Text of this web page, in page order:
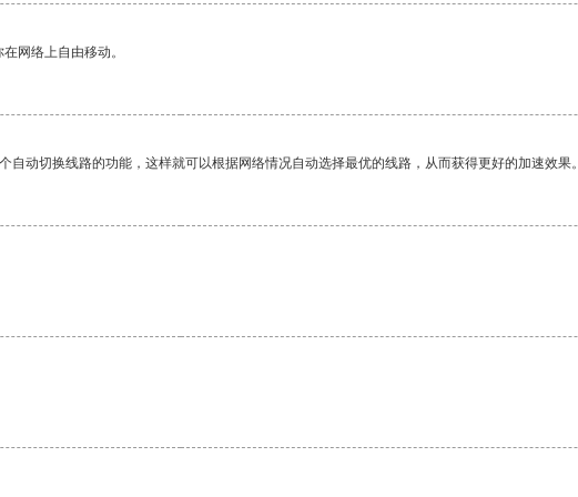
网络上自由移动。
动切换线路的功能，这样就可以根据网络情况自动选择最优的线路，从而获得更好的加速效果。